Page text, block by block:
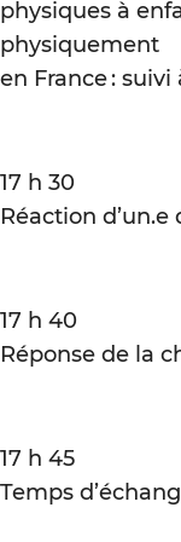
physiques à
physiquement
en France : suivi
17 h 30
Réaction
17 h 40
Réponse de la
17 h 45
Temps